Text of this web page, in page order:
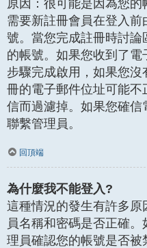
原因：很可能是因為您
需要新註冊會員在登入
號。當您完成註冊時討
的帳號。如果您收到了
步驟完成啟用，如果您
冊的電子郵件位址可能
信而過濾掉。如果您確
聯繫管理員。
回頂端
為什麼我不能登入?
這種情況的發生有許多
員名稱和密碼是否正確
理員確認您的帳號是否